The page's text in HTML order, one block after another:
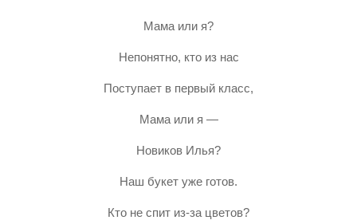
Мама или я?
Непонятно, кто из нас
Поступает в первый класс,
Мама или я —
Новиков Илья?
Наш букет уже готов.
Кто не спит из-за цветов?